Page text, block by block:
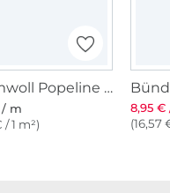
Baumwoll Popeline schwarz
/ m
/ 1 m²)
8,95 €
(16,57